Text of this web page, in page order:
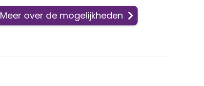
Meer over de mogelijkheden